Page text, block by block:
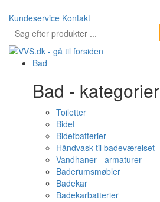
Kundeservice Kontakt
Bad
Bad - kategorier
Toiletter
Bidet
Bidetbatterier
Håndvask til badeværelset
Vandhaner - armaturer
Baderumsmøbler
Badekar
Badekarbatterier